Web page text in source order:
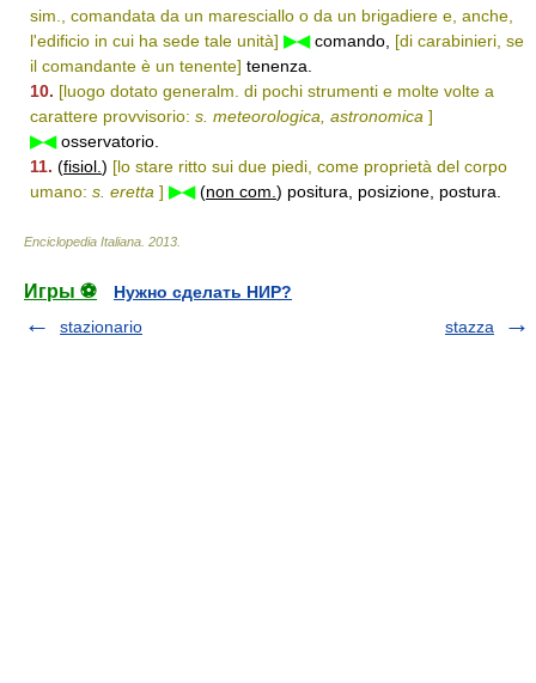
sim., comandata da un maresciallo o da un brigadiere e, anche,
l'edificio in cui ha sede tale unità] ▶◀comando, [di carabinieri, se
il comandante è un tenente] tenenza.
10. [luogo dotato generalm. di pochi strumenti e molte volte a
carattere provvisorio: s. meteorologica, astronomica ]
▶◀osservatorio.
11. (fisiol. ) [lo stare ritto sui due piedi, come proprietà del corpo
umano: s. eretta ] ▶◀(non com. ) positura, posizione, postura.
Enciclopedia Italiana 2013
Игры ⚽
Нужно сделать НИР?
stazionario
stazza